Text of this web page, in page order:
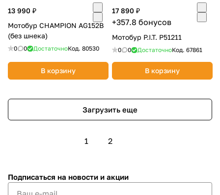
13 990 ₽
Мотобур CHAMPION AG152B
(без шнека)
0 0 ДостаточноКод. 80530
В корзину
17 890 ₽
+357.8 бонусов
Мотобур P.I.T. P51211
0 0 ДостаточноКод. 67861
В корзину
Загрузить еще
1 2
Подписаться на новости и акции